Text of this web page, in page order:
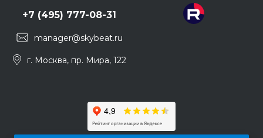
+7 (495) 777-08-31
manager@skybeat.ru
г. Москва, пр. Мира, 122